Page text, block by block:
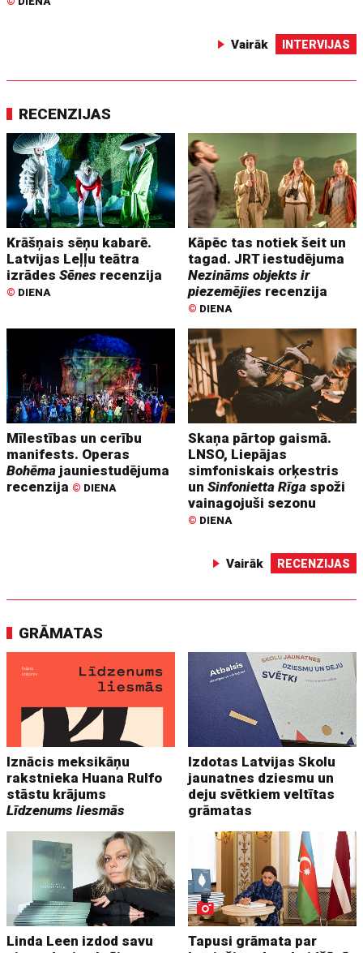
Vairāk INTERVIJAS
RECENZIJAS
Krāšņais sēņu kabarē.
Latvijas Leļļu teātra
izrādesSēnes recenzija
© DIENA
Kāpēc tas notiek šeit un
tagad. JRT iestudējuma
Nezināms objekts ir
piezemējies recenzija
© DIENA
Mīlestības un cerību
manifests. Operas
Bohēma jauniestudējuma
recenzija © DIENA
Skaņa pārtop gaismā.
LNSO, Liepājas
simfoniskais orķestris
unSinfonietta Rīga spoži
vainagojuši sezonu
© DIENA
Vairāk RECENZIJAS
GRĀMATAS
Iznācis meksikāņu
rakstnieka Huana Rulfo
stāstu krājums
Līdzenums liesmās
Izdotas Latvijas Skolu
jaunatnes dziesmu un
deju svētkiem veltītas
grāmatas
Linda Leen izdod savu
Tapusi grāmata par